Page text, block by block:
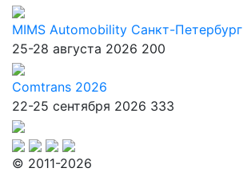
MIMS Automobility Санкт-Петербург
25-28 августа 2026 200
Comtrans 2026
22-25 сентября 2026 333
© 2011-2026